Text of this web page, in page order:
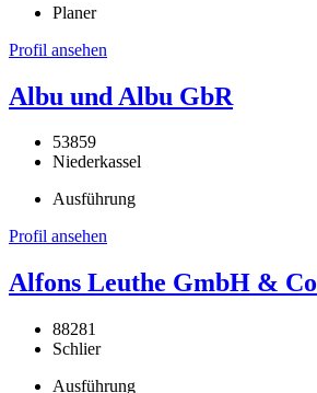
Planer
Profil ansehen
Albu und Albu GbR
53859
Niederkassel
Ausführung
Profil ansehen
Alfons Leuthe GmbH &
88281
Schlier
Ausführung